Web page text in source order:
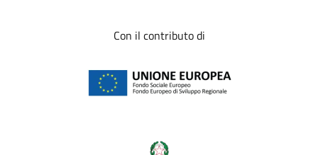
Con il contributo di